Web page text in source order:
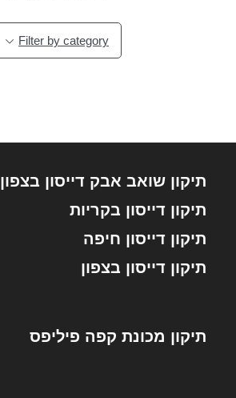
Filter by category
תיקון שואב אבק דייסון בצפון
תיקון דייסון בקריות
תיקון דייסון חיפה
תיקון דייסון בצפון
תיקון מכונת קפה פיליפס